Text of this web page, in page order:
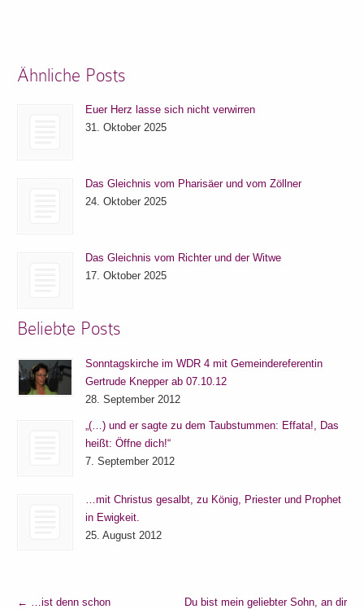
Ähnliche Posts
Euer Herz lasse sich nicht verwirren
31. Oktober 2025
Das Gleichnis vom Pharisäer und vom Zöllner
24. Oktober 2025
Das Gleichnis vom Richter und der Witwe
17. Oktober 2025
Beliebte Posts
Sonntagskirche im WDR 4 mit Gemeindereferentin
Gertrude Knepper ab 07.10.12
28. September 2012
„(…) und er sagte zu dem Taubstummen: Effata!, Das
heißt: Öffne dich!“
7. September 2012
…mit Christus gesalbt, zu König, Priester und Prophet
in Ewigkeit.
25. August 2012
←
…ist denn schon
Du bist mein geliebter Sohn, an dir